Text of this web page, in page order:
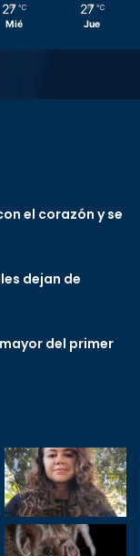
27 ℃
Mié
27 ℃
Jue
el corazón y se
dejan de
del primer